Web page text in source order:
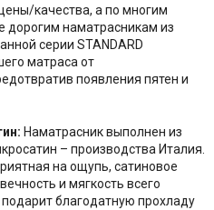
качества, а по многим
дорогим наматрасникам из
серии STANDARD
матраса от
появления пятен и
Наматрасник выполнен из
– производства Италия.
на ощупь, сатиновое
и мягкость всего
благодатную прохладу